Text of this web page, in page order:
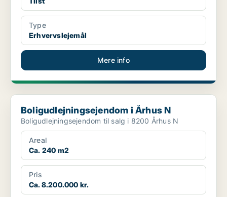
Type
Erhvervslejemål
Mere info
Boligudlejningsejendom i Århus N
Boligudlejningsejendom i Århus N
Boligudlejningsejendom til salg i 8200 Århus N
Areal
Ca. 240 m2
Pris
Ca. 8.200.000 kr.